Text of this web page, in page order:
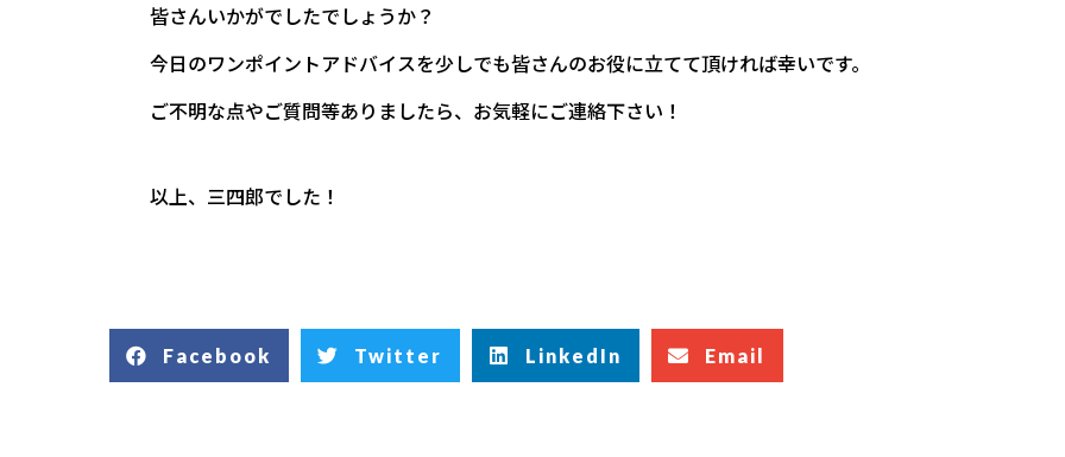
皆さんいかがでしたでしょうか？
今日のワンポイントアドバイスを少しでも皆さんのお役に立てて頂ければ幸いです。
ご不明な点やご質問等ありましたら、お気軽にご連絡下さい！
以上、三四郎でした！
Facebook Twitter LinkedIn Email